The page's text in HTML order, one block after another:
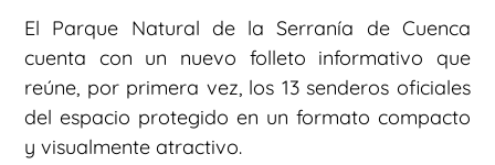
El Parque Natural de la Serranía de Cuenca
cuenta con un nuevo folleto informativo que
reúne, por primera vez, los 13 senderos oficiales
del espacio protegido en un formato compacto
y visualmente atractivo.